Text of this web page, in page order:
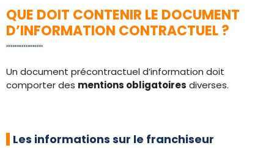
QUE DOIT CONTENIR LE DOCUMENT
D’INFORMATION CONTRACTUEL ?
Un document précontractuel d’information doit
comporter des mentions obligatoires diverses.
Les informations sur le franchiseur